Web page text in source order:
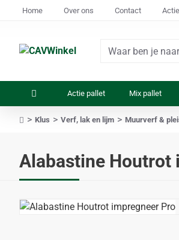
Home Over ons Contact Actie
Waar
op
Actie pallet Mix pallet
Alabastine Houtrot
Klus Verf, lak en lijm Muurverf &